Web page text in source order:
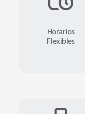
Horarios
Flexibles